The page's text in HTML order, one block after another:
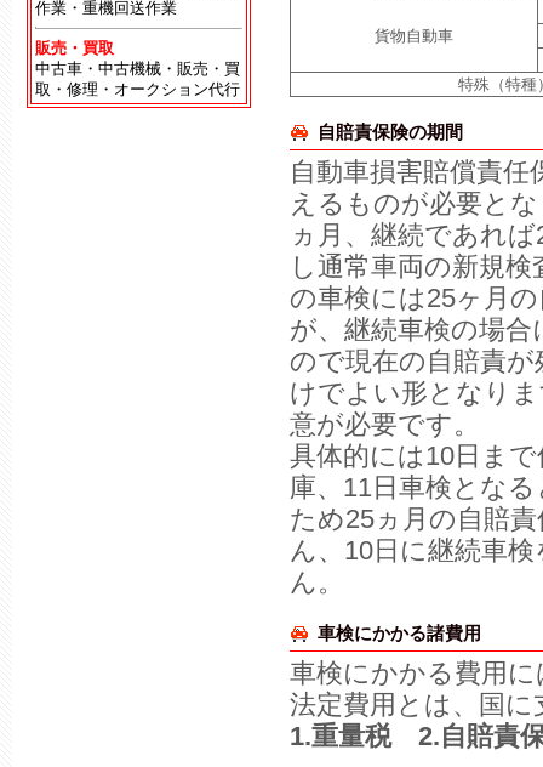
作業・重機回送作業
販売・買取
中古車・中古機械・販売・買
取・修理・オークション代行
貨物自動車
特殊（特種
自賠責保険の期間
自動車損害賠償責
えるものが必要と
ヵ月、継続であれ
し通常車両の新規
の車検には25ヶ月
が、継続車検の場
ので現在の自賠責
けでよい形となり
意が必要です。
具体的には10日ま
庫、11日車検とな
ため25ヵ月の自賠
ん、10日に継続車
ん。
車検にかかる諸費用
車検にかかる費用
法定費用とは、国
1.重量税 2.自賠責